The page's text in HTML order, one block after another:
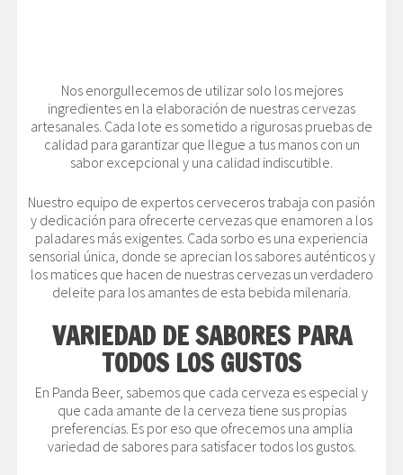
Nos enorgullecemos de utilizar solo los mejores
ingredientes en la elaboración de nuestras cervezas
artesanales. Cada lote es sometido a rigurosas pruebas de
calidad para garantizar que llegue a tus manos con un
sabor excepcional y una calidad indiscutible.
Nuestro equipo de expertos cerveceros trabaja con pasión
y dedicación para ofrecerte cervezas que enamoren a los
paladares más exigentes. Cada sorbo es una experiencia
sensorial única, donde se aprecian los sabores auténticos y
los matices que hacen de nuestras cervezas un verdadero
deleite para los amantes de esta bebida milenaria.
VARIEDAD DE SABORES PARA
TODOS LOS GUSTOS
En Panda Beer, sabemos que cada cerveza es especial y
que cada amante de la cerveza tiene sus propias
preferencias. Es por eso que ofrecemos una amplia
variedad de sabores para satisfacer todos los gustos.